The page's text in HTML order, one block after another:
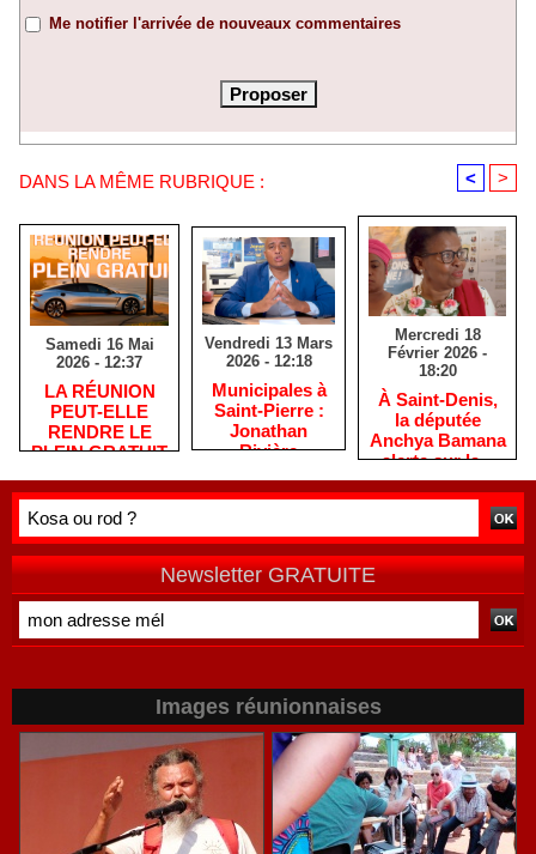
Me notifier l'arrivée de nouveaux commentaires
DANS LA MÊME RUBRIQUE : < >
Samedi 16 Mai
2026 - 12:37
​LA RÉUNION
PEUT-ELLE
RENDRE LE
PLEIN GRATUIT
Vendredi 13 Mars
2026 - 12:18
​Municipales à
Saint-Pierre :
Jonathan
Rivière
habitants après
de terrain
Mercredi 18
Février 2026 -
18:20
​À Saint-Denis,
la députée
Anchya Bamana
alerte sur la «
double peine »
vécue par
Newsletter GRATUITE
Images réunionnaises